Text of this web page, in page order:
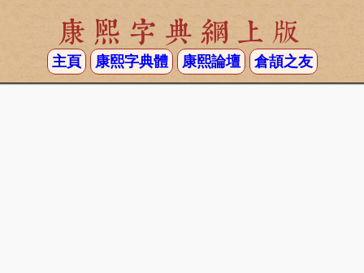
康熙字典網上版
主頁 康熙字典體 康熙論壇 倉頡之友